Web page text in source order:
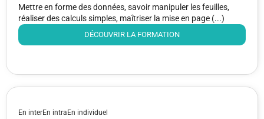
Mettre en forme des données, savoir manipuler les feuilles,
réaliser des calculs simples, maîtriser la mise en page (...)
DÉCOUVRIR LA FORMATION
En interEn intraEn individuel